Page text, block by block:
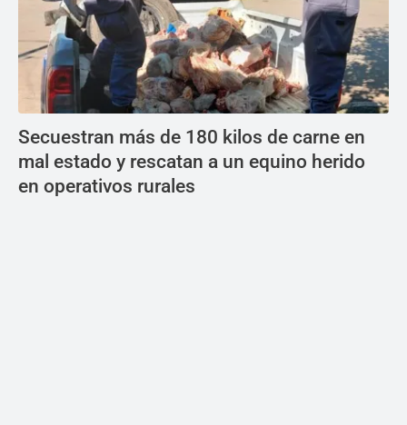
Secuestran más de 180 kilos de carne en
mal estado y rescatan a un equino herido
en operativos rurales